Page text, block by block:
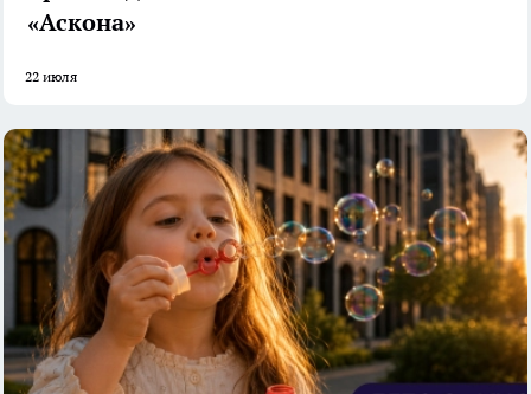
«Аскона»
22 июля